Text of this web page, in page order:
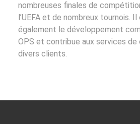
nombreuses finales de
l’UEFA et de nombreux tournois.
également le développement
OPS et contribue aux services
divers clients.